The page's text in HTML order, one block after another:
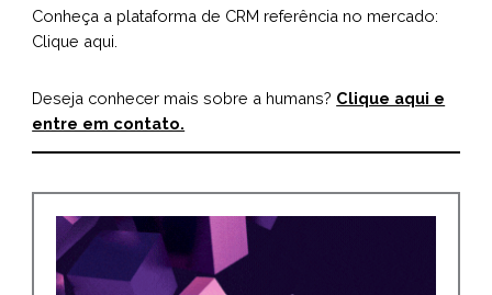
Conheça a plataforma de CRM referência no mercado:
Clique aqui.
Deseja conhecer mais sobre a humans? Clique aqui e
entre em contato.